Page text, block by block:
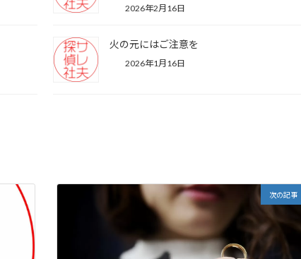
2026年2月16日
火の元にはご注意を
2026年1月16日
次の記事